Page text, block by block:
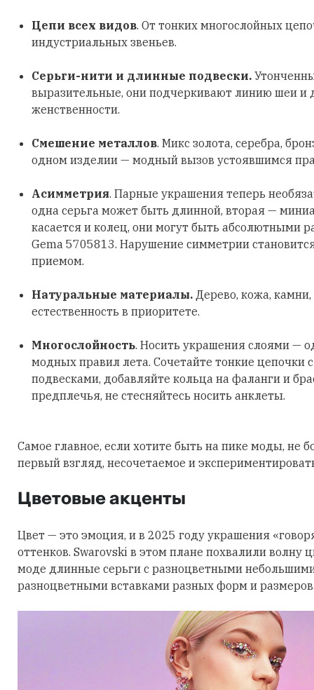
Цепи всех видов. От тонких многослойных
индустриальных звеньев.
Серьги-нити и длинные подвески.
выразительные, они подчеркивают линию шеи и
женственности.
Смешение металлов. Микс золота, серебра,
одном изделии — модный вызов устоявшимся
Асимметрия. Парные украшения теперь
одна серьга может быть длинной, вторая —
касается и колец, они могут быть абсолютными
Gema 5705813. Нарушение симметрии
приемом.
Натуральные материалы. Дерево, кожа,
естественность в приоритете.
Многослойность. Носить украшения слоями —
модных правил лета. Сочетайте тонкие цепочки
подвесками, добавляйте кольца на фаланги и
предплечья, не стесняйтесь носить анклеты.
Самое главное, если хотите быть на пике моды, не
первый взгляд, несочетаемое и
Цветовые акценты
Цвет — это эмоция, и в 2025 году украшения
оттенков. Swarovski в этом плане похвалили волну
моде длинные серьги с разноцветными
разноцветными вставками разных форм и